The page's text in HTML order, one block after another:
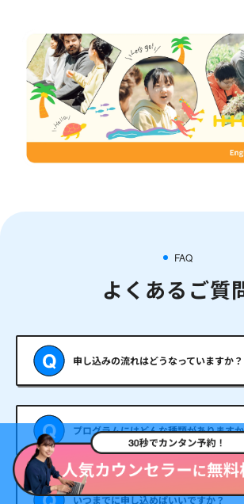
FAQ
よくあるご質
申し込みの流れはどうなっていますか？
プログラムにはどんな種類があります
いつまでに申し込めばいいですか？